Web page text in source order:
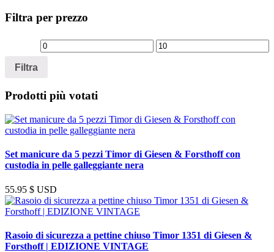
Filtra per prezzo
Prezzo Prezzo
Filtra
Prodotti più votati
Set manicure da 5 pezzi Timor di Giesen & Forsthoff con
custodia in pelle galleggiante nera
55.95 $ USD
Rasoio di sicurezza a pettine chiuso Timor 1351 di Giesen &
Forsthoff | EDIZIONE VINTAGE